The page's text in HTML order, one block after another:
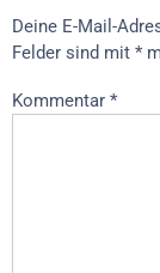
Deine E-Mail-
Felder sind mit *
Kommentar *